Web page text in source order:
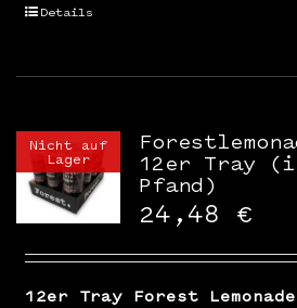
Details
Nicht auf
Lager
12er Tray
Pfand)
24,48 €
12er Tray Forest